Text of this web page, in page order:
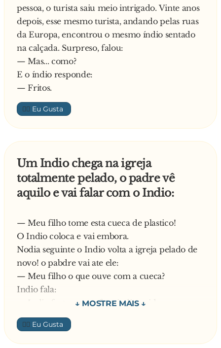
esse movimento é um braço armado do MST. )
5) Os egípcios antigos desenvolveram a arte
funerária para que os mortos pudessem viver
melhor. (Nada mais justo. Não dá para viver a
eternidade desconfortavelmente)
6) Péricles foi o principal ditador da democracia
grega. (Isso. E Stalin foi o principal seguidor de
Mahatma Ghandi...)
é superabundância de necessidades. (O animal
que escreveu isso deve ter raciocinado com a
própria abundância e não com o cérebro.)
8) O petróleo apareceu há muitos séculos, numa
época em que os peixes se afogavam dentro
d'água. (Sim, isso foi no mesmo período
geológico em que as aves tinham vertigem e as
minhocas claustrofobia.)
9) A principal função da raiz é se enterrar.
pessoa, o turista saiu meio intrigado. Vinte anos
depois, esse mesmo turista, andando pelas ruas
da Europa, encontrou o mesmo índio sentado
na calçada. Surpreso, falou:
— Mas... como?
E o índio responde:
— Fritos.
👍🏼
Um Indio chega na igreja
totalmente pelado, o padre vê
aquilo e vai falar com o Indio:
— Meu filho tome esta cueca de plastico!
O Indio coloca e vai embora.
Nodia seguinte o Indio volta a igreja pelado de
novo! o pabdre vai ate ele:
— Meu filho o que ouve com a cueca?
Indio fala:
— Indio forte, cueca frac indio peida cueca
rasga!
— Toma meu filho esta cueca de PANO!
O indio vai embora e volta no outro dia pelado,
👍🏼